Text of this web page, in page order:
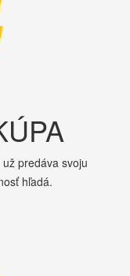
predáva svoju
hľadá.